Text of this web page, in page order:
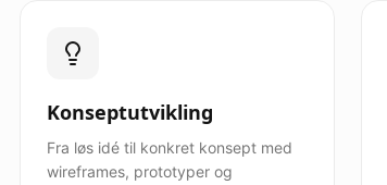
Konseptutvikling
Fra løs idé til konkret konsept med
wireframes, prototyper og